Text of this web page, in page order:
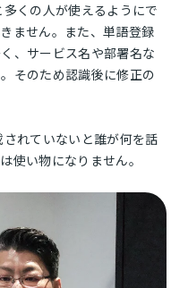
多くの人が使えるようにで
ません。また、単語登録
、サービス名や部署名な
そのため認識後に修正の
されていないと誰が何を話
使い物になりません。